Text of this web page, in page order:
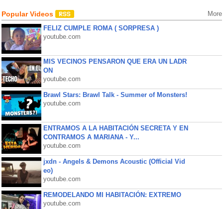
Popular Videos More
FELIZ CUMPLE ROMA ( SORPRESA )
youtube.com
MIS VECINOS PENSARON QUE ERA UN LADR
ON
youtube.com
Brawl Stars: Brawl Talk - Summer of Monsters!
youtube.com
ENTRAMOS A LA HABITACIÓN SECRETA Y EN
CONTRAMOS A MARIANA - Y...
youtube.com
jxdn - Angels & Demons Acoustic (Official Vid
eo)
youtube.com
REMODELANDO MI HABITACIÓN: EXTREMO
youtube.com